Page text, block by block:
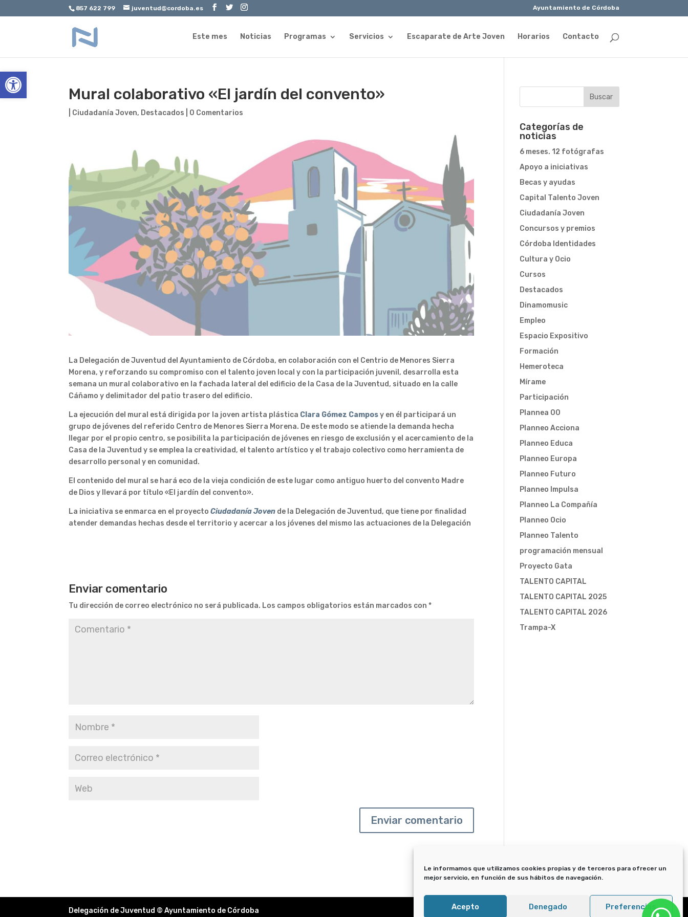
Abrir barra de herramientas
Le informamos que utilizamos cookies propias y de terceros para ofrecer un
mejor servicio, en función de sus hábitos de navegación.
Acepto Denegado Preferencias
857 622 799 juventud@cordoba.es Ayuntamiento de Córdoba
Este mes Noticias Programas Servicios Escaparate de Arte Joven Horarios Contacto
Mural colaborativo «El jardín del convento»
Ciudadanía Joven, Destacados 0 Comentarios
La Delegación de Juventud del Ayuntamiento de Córdoba, en colaboración con el Centrio de Menores Sierra
Morena, y reforzando su compromiso con el talento joven local y con la participación juvenil, desarrolla esta
semana un mural colaborativo en la fachada lateral del edificio de la Casa de la Juventud, situado en la calle
Cáñamo y delimitador del patio trasero del edificio.
La ejecución del mural está dirigida por la joven artista plástica Clara Gómez Camposy en él participará un
grupo de jóvenes del referido Centro de Menores Sierra Morena. De este modo se atiende la demanda hecha
llegar por el propio centro, se posibilita la participación de jóvenes en riesgo de exclusión y el acercamiento de la
Casa de la Juventud y se emplea la creatividad, el talento artístico y el trabajo colectivo como herramienta de
desarrollo personal y en comunidad.
El contenido del mural se hará eco de la vieja condición de este lugar como antiguo huerto del convento Madre
de Dios y llevará por título «El jardín del convento».
La iniciativa se enmarca en el proyecto Ciudadanía Joven de la Delegación de Juventud, que tiene por finalidad
atender demandas hechas desde el territorio y acercar a los jóvenes del mismo las actuaciones de la Delegación
Enviar comentario
Tu dirección de correo electrónico no será publicada. Los campos obligatorios están marcados con*
Categorías de
noticias
6 meses. 12 fotógrafas
Apoyo a iniciativas
Becas y ayudas
Capital Talento Joven
Ciudadanía Joven
Concursos y premios
Córdoba Identidades
Cultura y Ocio
Cursos
Destacados
Dinamomusic
Empleo
Espacio Expositivo
Formación
Hemeroteca
Mírame
Participación
Plannea 00
Planneo Acciona
Planneo Educa
Planneo Europa
Planneo Futuro
Planneo Impulsa
Planneo La Compañía
Planneo Ocio
Planneo Talento
programación mensual
Proyecto Gata
TALENTO CAPITAL
TALENTO CAPITAL 2025
TALENTO CAPITAL 2026
Trampa-X
Delegación de Juventud © Ayuntamiento de Córdoba